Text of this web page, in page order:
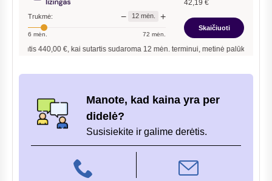
šilumos
siurblys
2.6/2.9kW
Trukmė: − 12mėn. +
6 mėn. 72 mėn.
42,19 €
Skaičiuoti
440,00€, kai sutartis sudaroma12mėn. terminui, metinė palūkanų norma –
Manote, kad kaina yra per
didelė?
Susisiekite ir galime derėtis.